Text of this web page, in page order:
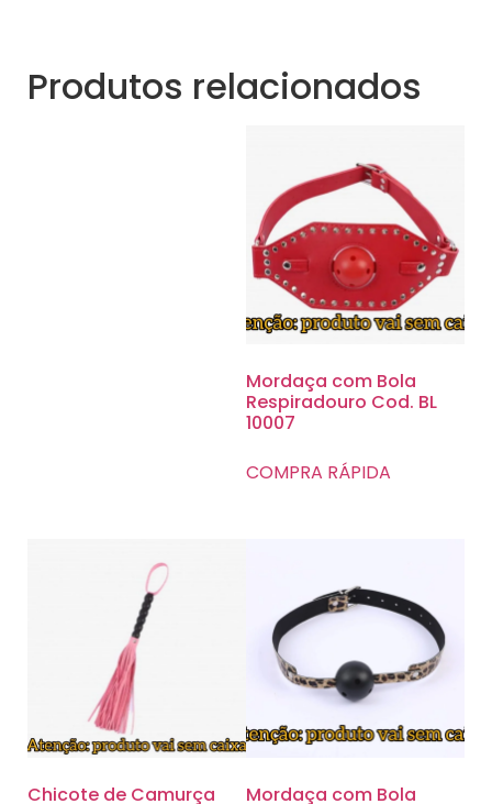
Produtos relacionados
Mordaça com Bola
Respiradouro Cod. BL
10007
COMPRA RÁPIDA
Chicote de Camurça
Mordaça com Bola